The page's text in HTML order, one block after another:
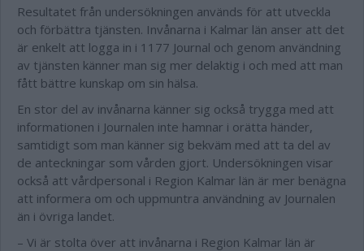
Resultatet från undersökningen används för att utveckla
och förbättra tjänsten. Invånarna i Kalmar län anser att det
är enkelt att logga in i 1177 Journal och genom användning
av tjänsten känner man sig mer delaktig i och med att man
fått bättre kunskap om sin hälsa.
En stor del av invånarna känner sig också trygga med att
informationen i Journalen inte hamnar i orätta händer,
samtidigt som man känner sig bekväm med att ta del av
de anteckningar som vården gjort. Undersökningen visar
också att vårdpersonal i Region Kalmar län är mer benägna
att informera om och uppmuntra användning av Journalen
än i övriga landet.
– Vi är stolta över att invånarna i Region Kalmar län är